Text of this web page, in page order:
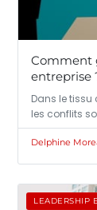
Comment
entreprise
Dans le tissu
les conflits
Delphine
LEADERSHIP